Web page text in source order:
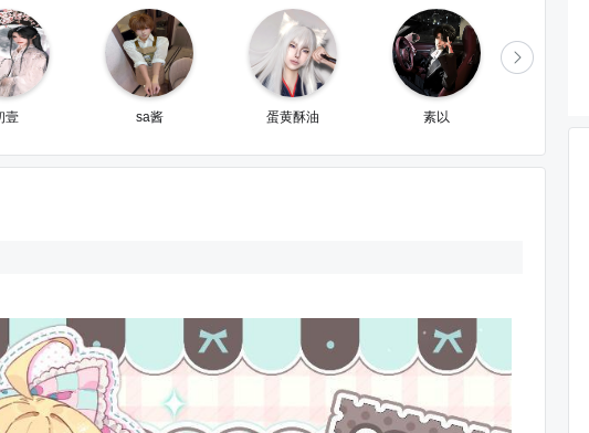
壹 sa酱 蛋黄酥油 素以